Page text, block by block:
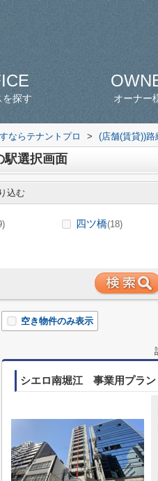
を探す オーナー
ならテナントプロ > (店舗(賃貸))
駅選択画面
込む
四ツ橋(18)
空き物件のみ表示
シエロ南堀江 事業用プラン